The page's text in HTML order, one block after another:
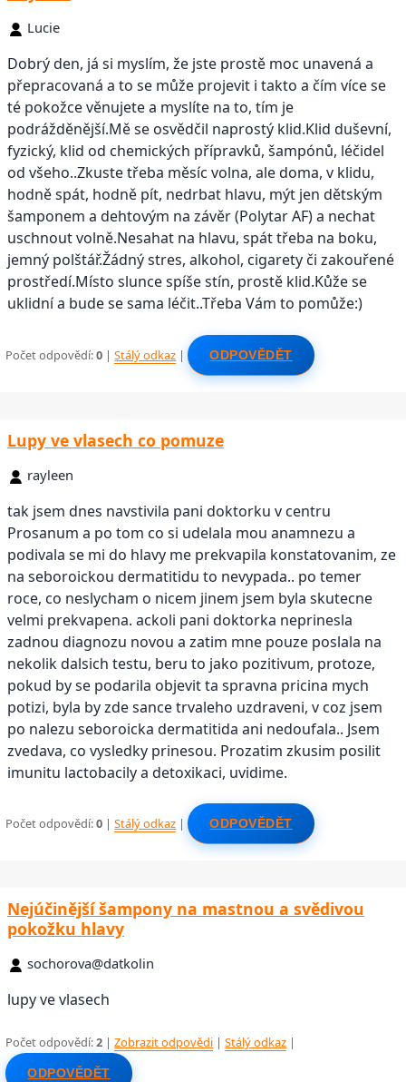
Lucie
Dobrý den, já si myslím, že jste prostě moc unavená a
přepracovaná a to se může projevit i takto a čím více se
té pokožce věnujete a myslíte na to, tím je
podrážděnější.Mě se osvědčil naprostý klid.Klid duševní,
fyzický, klid od chemických přípravků, šampónů, léčidel
od všeho..Zkuste třeba měsíc volna, ale doma, v klidu,
hodně spát, hodně pít, nedrbat hlavu, mýt jen dětským
šamponem a dehtovým na závěr (Polytar AF) a nechat
uschnout volně.Nesahat na hlavu, spát třeba na boku,
jemný polštář.Žádný stres, alkohol, cigarety či zakouřené
prostředí.Místo slunce spíše stín, prostě klid.Kůže se
uklidní a bude se sama léčit..Třeba Vám to pomůže:)
Počet odpovědí:0 |Stálý odkaz | ODPOVĚDĚT
Lupy ve vlasech co pomuze
rayleen
tak jsem dnes navstivila pani doktorku v centru
Prosanum a po tom co si udelala mou anamnezu a
podivala se mi do hlavy me prekvapila konstatovanim, ze
na seboroickou dermatitidu to nevypada.. po temer
roce, co neslycham o nicem jinem jsem byla skutecne
velmi prekvapena. ackoli pani doktorka neprinesla
zadnou diagnozu novou a zatim mne pouze poslala na
nekolik dalsich testu, beru to jako pozitivum, protoze,
pokud by se podarila objevit ta spravna pricina mych
potizi, byla by zde sance trvaleho uzdraveni, v coz jsem
po nalezu seboroicka dermatitida ani nedoufala.. Jsem
zvedava, co vysledky prinesou. Prozatim zkusim posilit
imunitu lactobacily a detoxikaci, uvidime.
Počet odpovědí:0 |Stálý odkaz | ODPOVĚDĚT
Nejúčinější šampony na mastnou a svědivou
pokožku hlavy
sochorova@datkolin
lupy ve vlasech
Počet odpovědí:2 |Zobrazit odpovědi |Stálý odkaz |
ODPOVĚDĚT